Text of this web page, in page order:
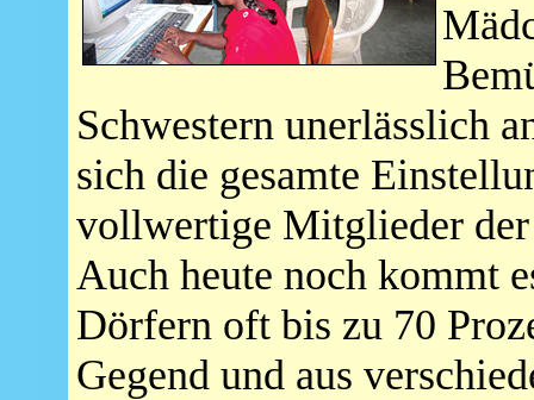
Schwestern unerlässlich
sich die gesamte
vollwertige Mitglieder der
Auch heute noch kommt
Dörfern oft bis zu 70
Gegend und aus